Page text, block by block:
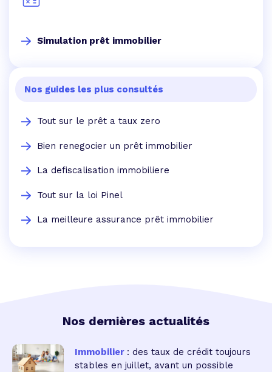
Simulation prêt immobilier
Nos guides les plus consultés
Tout sur le prêt a taux zero
Bien renegocier un prêt immobilier
La defiscalisation immobiliere
Tout sur la loi Pinel
La meilleure assurance prêt immobilier
Nos dernières actualités
Immobilier : des taux de crédit toujours
stables en juillet, avant un possible